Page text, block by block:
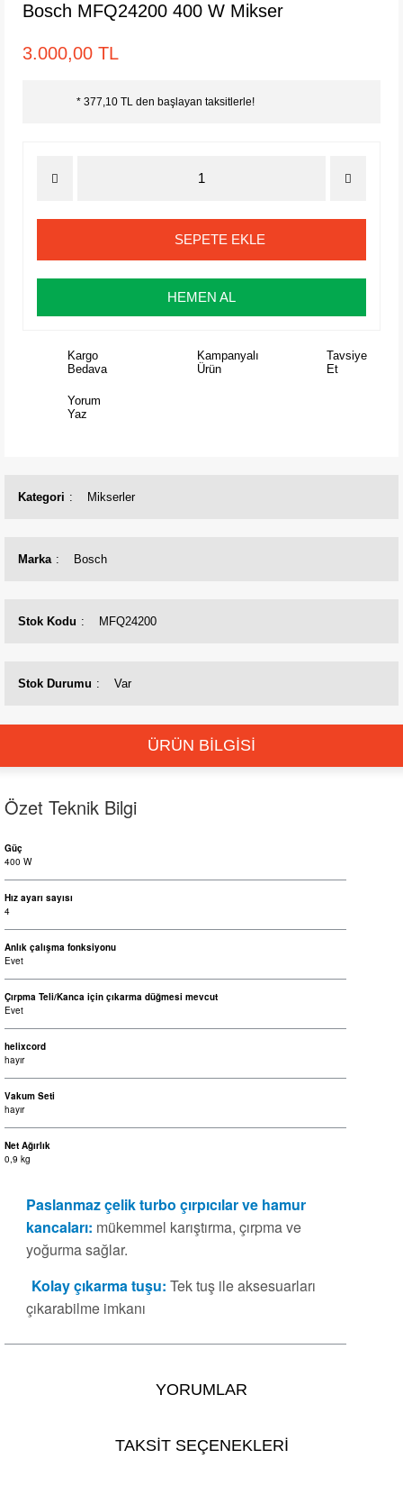
Kategori Mikserler
Marka Bosch
Stok Kodu MFQ24200
Stok Durumu Var
Bosch MFQ24200 400 W Mikser
3.000,00 TL
* 377,10 TL den başlayan taksitlerle!
SEPETE EKLE
HEMEN AL
Kargo
Bedava
Kampanyalı
Ürün
Tavsiye
Et
Yorum
Yaz
ÜRÜN BİLGİSİ
Özet Teknik Bilgi
Güç
400 W
Hız ayarı sayısı
4
Anlık çalışma fonksiyonu
Evet
Çırpma Teli/Kanca için çıkarma düğmesi mevcut
Evet
helixcord
hayır
Vakum Seti
hayır
Net Ağırlık
0,9 kg
Paslanmaz çelik turbo çırpıcılar ve hamur
kancaları: mükemmel karıştırma, çırpma ve
yoğurma sağlar.
Kolay çıkarma tuşu: Tek tuş ile aksesuarları
çıkarabilme imkanı
YORUMLAR
TAKSİT SEÇENEKLERİ